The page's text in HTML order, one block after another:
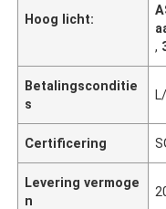
Hoog licht:
,
Betalingsconditie
s
Certificering
Levering vermoge
n